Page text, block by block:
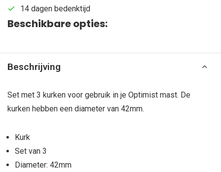
14 dagen bedenktijd
Beschikbare opties:
Beschrijving
Set met 3 kurken voor gebruik in je Optimist mast. De
kurken hebben een diameter van 42mm.
Kurk
Set van 3
Diameter: 42mm